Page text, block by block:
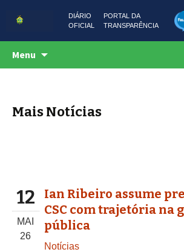
DIÁRIO
OFICIAL
PORTAL DA
TRANSPARÊNCIA
CSC AMAZONAS
Centro de Serviços
Menu
Mais Notícias
12
MAI
26
Ian Ribeiro assume
CSC com trajetória na
pública
Notícias